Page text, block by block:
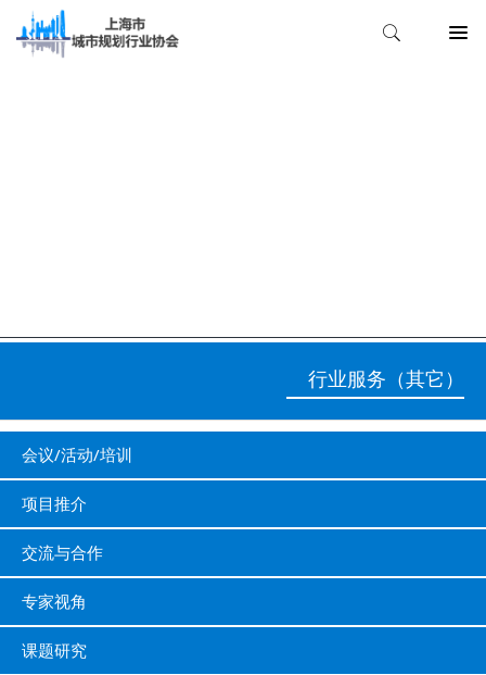
行业服务（其它）
会议/活动/培训
项目推介
交流与合作
专家视角
课题研究